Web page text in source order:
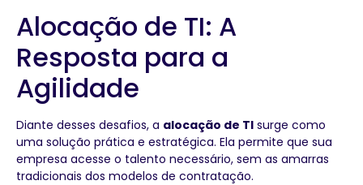
Alocação de TI: A
Resposta para a
Agilidade
Diante desses desafios, a alocação de TI surge como
uma solução prática e estratégica. Ela permite que sua
empresa acesse o talento necessário, sem as amarras
tradicionais dos modelos de contratação.